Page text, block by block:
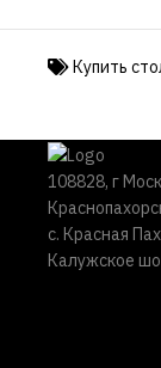
Купить
108828, г
с. Красная
Калужское